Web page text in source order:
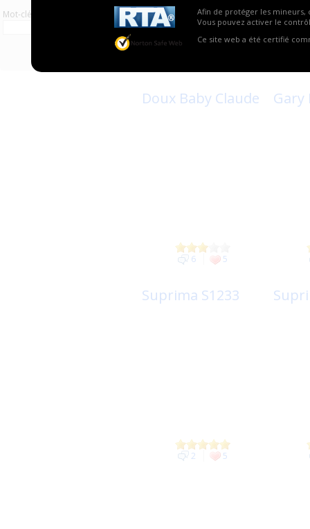
Afin de protéger les mineurs,
Vous pouvez activer le
Ce site web a été certifié
Mot-clé
Doux Baby Claude
6 5
Gary
Suprima S1233
2 5